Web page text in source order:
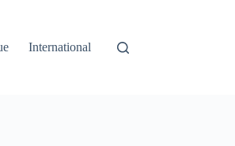
International